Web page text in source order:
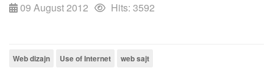
09 August 2012
Hits: 3592
Web dizajn Use of Internet web sajt